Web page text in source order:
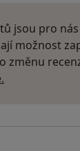
jsou pro
možnost
změnu